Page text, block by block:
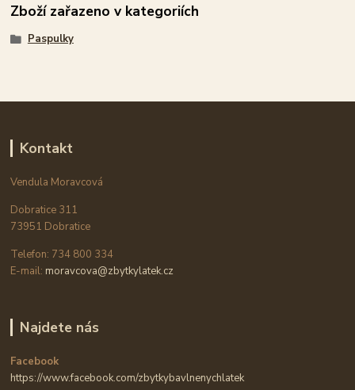
Zboží zařazeno v kategoriích
Paspulky
Kontakt
Vendula Moravcová
Dobratice 311
73951 Dobratice
Telefon: 734 800 334
E-mail: moravcova@zbytkylatek.cz
Najdete nás
Facebook
https://www.facebook.com/zbytkybavlnenychlatek